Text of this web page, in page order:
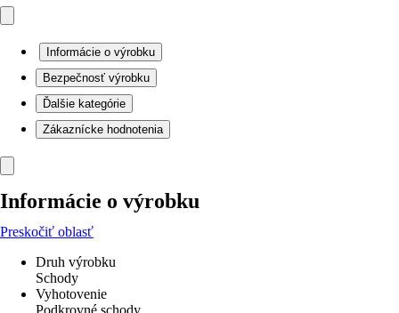
Informácie o výrobku
Bezpečnosť výrobku
Ďalšie kategórie
Zákaznícke hodnotenia
Informácie o výrobku
Preskočiť oblasť
Druh výrobku
Schody
Vyhotovenie
Podkrovné schody